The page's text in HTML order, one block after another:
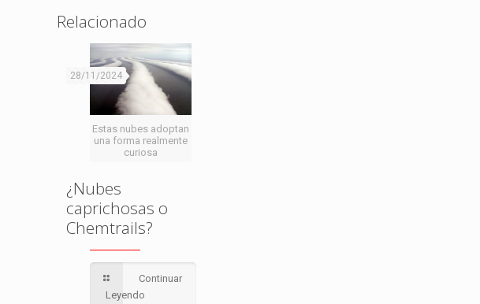
Relacionado
Estas nubes adoptan
una forma realmente
curiosa
28/11/2024
¿Nubes
caprichosas o
Chemtrails?
Continuar
Leyendo